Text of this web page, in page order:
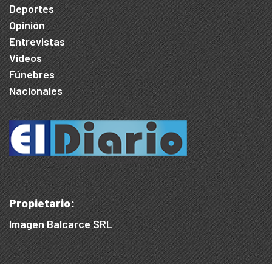
Deportes
Opinión
Entrevistas
Videos
Fúnebres
Nacionales
Propietario:
Imagen Balcarce SRL